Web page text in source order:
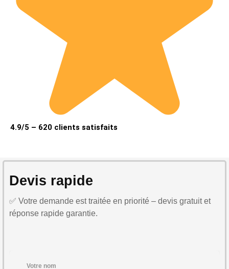
4.9/5 – 620 clients satisfaits
Devis rapide
✅ Votre demande est traitée en priorité – devis gratuit et
réponse rapide garantie.
Votre nom